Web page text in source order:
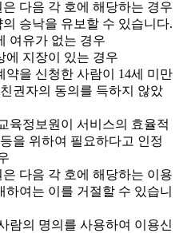
다음 각 호에 해당하는 경우
승낙을 유보할 수 있습니다.
여유가 없는 경우
에 지장이 있는 경우
약을 신청한 사람이 14세 미만
권자의 동의를 득하지 않았
육정보원이 서비스의 효율적
을 위하여 필요하다고 인정
다음 각 호에 해당하는 이용
하여는 이를 거절할 수 있습니
람의 명의를 사용하여 이용신